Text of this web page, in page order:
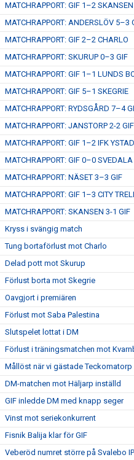
MATCHRAPPORT: GIF 1–2 SKANSEN
MATCHRAPPORT: ANDERSLÖV 5–3
MATCHRAPPORT: GIF 2–2 CHARLO
MATCHRAPPORT: SKURUP 0–3 GIF
MATCHRAPPORT: GIF 1–1 LUNDS
MATCHRAPPORT: GIF 5–1 SKEGRIE
MATCHRAPPORT: RYDSGÅRD 7–4
MATCHRAPPORT: JANSTORP 2-2 GIF
MATCHRAPPORT: GIF 1–2 IFK YSTAD
MATCHRAPPORT: GIF 0–0 SVEDALA
MATCHRAPPORT: NÄSET 3–3 GIF
MATCHRAPPORT: GIF 1–3 CITY
MATCHRAPPORT: SKANSEN 3-1 GIF
Kryss i svängig match
Tung bortaförlust mot Charlo
Delad pott mot Skurup
Förlust borta mot Skegrie
Oavgjort i premiären
Förlust mot Saba Palestina
Slutspelet lottat i DM
Förlust i träningsmatchen mot
Mållöst när vi gästade Teckomatorp
DM-matchen mot Häljarp inställd
GIF inledde DM med knapp seger
Vinst mot seriekonkurrent
Fisnik Balija klar för GIF
Veberöd numret större på Svalebo IP